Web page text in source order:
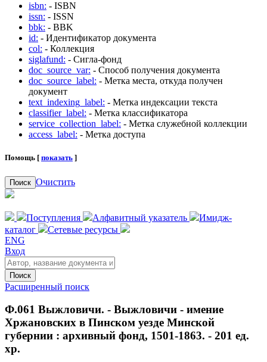
isbn: - ISBN
issn: - ISSN
bbk: - BBK
id: - Идентификатор документа
col: - Коллекция
siglafund: - Сигла-фонд
doc_source_var: - Способ получения документа
doc_source_label: - Метка места, откуда получен
документ
text_indexing_label: - Метка индексации текста
classifier_label: - Метка классификатора
service_collection_label: - Метка служебной коллекции
access_label: - Метка доступа
Помощь [ показать ]
Поиск Очистить
Поступления Алфавитный указатель
Имидж-
каталог
Сетевые ресурсы
ENG
Вход
Поиск
Расширенный поиск
Ф.061 Выжловичи. - Выжловичи - имение
Хржановских в Пинском уезде Минской
губернии : архивный фонд, 1501-1863. - 201 ед.
хр.